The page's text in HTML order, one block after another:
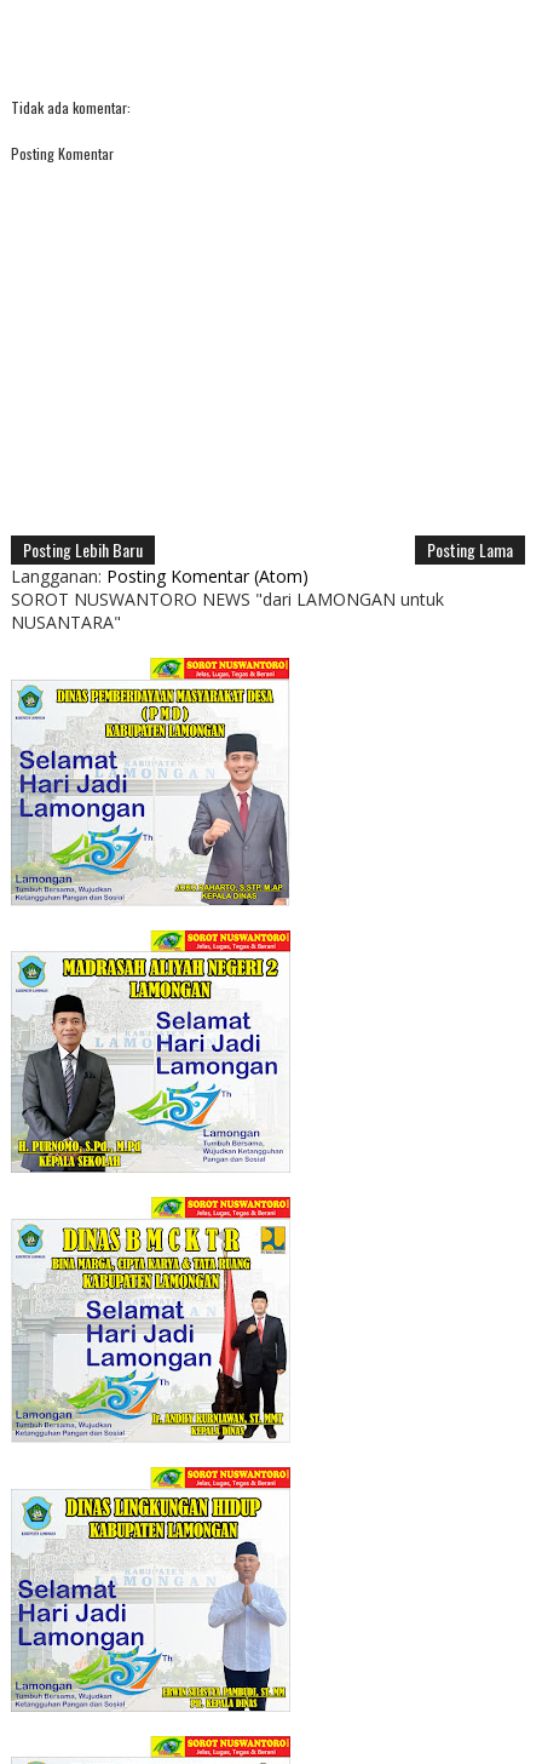
Tidak ada komentar:
Posting Komentar
Posting Lebih Baru Posting Lama
Langganan: Posting Komentar (Atom)
SOROT NUSWANTORO NEWS "dari LAMONGAN untuk
NUSANTARA"